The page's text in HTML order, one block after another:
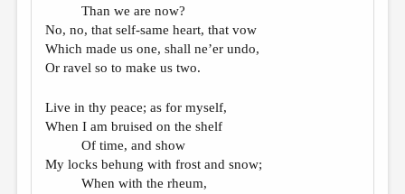
Than we are now?
No, no, that self-same heart, that vow
Which made us one, shall ne’er undo,
Or ravel so to make us two.
Live in thy peace; as for myself,
When I am bruised on the shelf
Of time, and show
My locks behung with frost and snow;
When with the rheum,